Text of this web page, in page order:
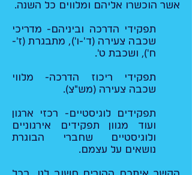
אשר הוכשרו אליהם ומלווים כל השנה.
תפקידי הדרכה וביניהם- מדריכי
שכבה צעירה (ד'-ו'), מתבגרת (ז'-
ח'), ושכבת ט'.
תפקידי ריכוז הדרכה- מלווי
שכבה צעירה (מש"צ).
תפקידים לוגיסטיים- רכזי ארגון
ועוד מגוון תפקידים אירגוניים
ולוגיסטיים שחברי הבוגרת
נושאים על עצמם.